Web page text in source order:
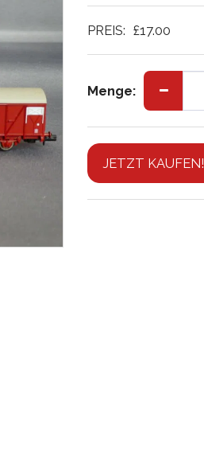
PREIS: £17.00
Menge:
JETZT KAUFEN!